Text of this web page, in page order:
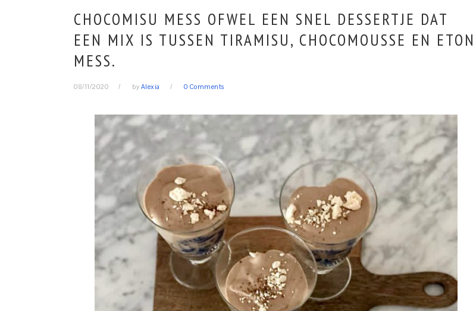
CHOCOMISU MESS OFWEL EEN SNEL DESSERTJE DAT
EEN MIX IS TUSSEN TIRAMISU, CHOCOMOUSSE EN ETON
MESS.
08/11/2020 by Alexia 0 Comments